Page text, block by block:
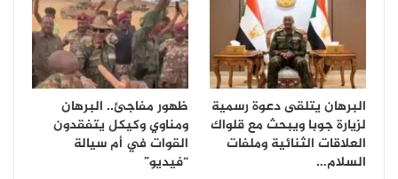
البرهان يتلقى دعوة رسمية
لزيارة جوبا ويبحث مع قلواك
العلاقات الثنائية وملفات
السلام…
ظهور مفاجئ.. البرهان
ومناوي وكيكل يتفقدون
القوات في أم سيالة
“فيديو”